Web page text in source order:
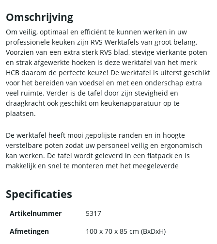
Omschrijving
Om veilig, optimaal en efficiënt te kunnen werken in uw
professionele keuken zijn RVS Werktafels van groot belang.
Voorzien van een extra sterk RVS blad, stevige vierkante poten
en strak afgewerkte hoeken is deze werktafel van het merk
HCB daarom de perfecte keuze! De werktafel is uiterst geschikt
voor het bereiden van voedsel en met een onderschap extra
veel ruimte. Verder is de tafel door zijn stevigheid en
draagkracht ook geschikt om keukenapparatuur op te
plaatsen.
De werktafel heeft mooi gepolijste randen en in hoogte
verstelbare poten zodat uw personeel veilig en ergonomisch
kan werken. De tafel wordt geleverd in een flatpack en is
makkelijk en snel te monteren met het meegeleverde
Specificaties
Artikelnummer
5317
Afmetingen
100 x 70 x 85 cm (BxDxH)